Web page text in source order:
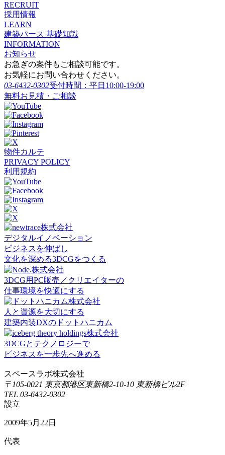
RECRUIT
採用情報
LEARN
建築パース 基礎知識
INFORMATION
お知らせ
お急ぎの案件もご相談可能です。
お気軽にお問い合わせください。
03-6432-0302受付時間：平日10:00-19:00
無料お見積・ご相談
物件カルテ
PRIVACY POLICY
利用規約
デジタルイノベーション
ビジネスを伸ばし
文化を深める3DCGをつくる
3DCG用PC販売／クリエイターの
仕事環境を快適にする
人と資源を大切にする
建築内装DXのドットハニカム
3DCGとテクノロジーで
ビジネスを一歩先へ進める
スペースラボ株式会社
〒105-0021 東京都港区東新橋2-10-10 東新橋ビル2F
TEL 03-6432-0302
設立
2009年5月22日
代表